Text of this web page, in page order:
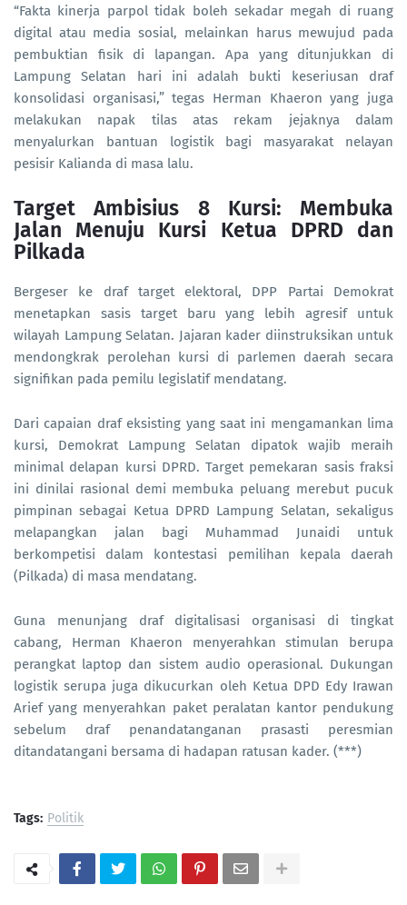
“Fakta kinerja parpol tidak boleh sekadar megah di ruang
digital atau media sosial, melainkan harus mewujud pada
pembuktian fisik di lapangan. Apa yang ditunjukkan di
Lampung Selatan hari ini adalah bukti keseriusan draf
konsolidasi organisasi,” tegas Herman Khaeron yang juga
melakukan napak tilas atas rekam jejaknya dalam
menyalurkan bantuan logistik bagi masyarakat nelayan
pesisir Kalianda di masa lalu.
Target Ambisius 8 Kursi: Membuka
Jalan Menuju Kursi Ketua DPRD dan
Pilkada
Bergeser ke draf target elektoral, DPP Partai Demokrat
menetapkan sasis target baru yang lebih agresif untuk
wilayah Lampung Selatan. Jajaran kader diinstruksikan untuk
mendongkrak perolehan kursi di parlemen daerah secara
signifikan pada pemilu legislatif mendatang.
Dari capaian draf eksisting yang saat ini mengamankan lima
kursi, Demokrat Lampung Selatan dipatok wajib meraih
minimal delapan kursi DPRD. Target pemekaran sasis fraksi
ini dinilai rasional demi membuka peluang merebut pucuk
pimpinan sebagai Ketua DPRD Lampung Selatan, sekaligus
melapangkan jalan bagi Muhammad Junaidi untuk
berkompetisi dalam kontestasi pemilihan kepala daerah
(Pilkada) di masa mendatang.
Guna menunjang draf digitalisasi organisasi di tingkat
cabang, Herman Khaeron menyerahkan stimulan berupa
perangkat laptop dan sistem audio operasional. Dukungan
logistik serupa juga dikucurkan oleh Ketua DPD Edy Irawan
Arief yang menyerahkan paket peralatan kantor pendukung
sebelum draf penandatanganan prasasti peresmian
ditandatangani bersama di hadapan ratusan kader. (***)
Tags: Politik